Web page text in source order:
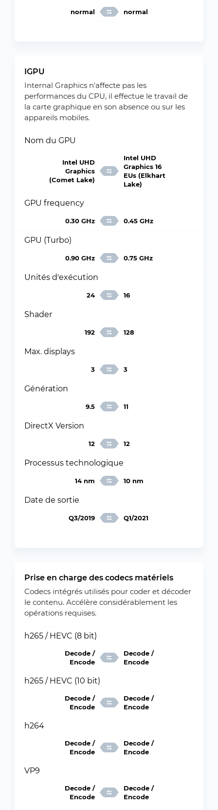
normal normal
IGPU
Internal Graphics n'affecte pas les
performances du CPU, il effectue le travail de
la carte graphique en son absence ou sur les
appareils mobiles.
Nom du GPU
Intel UHD
Graphics
(Comet Lake)
Intel UHD
Graphics 16
EUs (Elkhart
Lake)
GPU frequency
0.30 GHz 0.45 GHz
GPU (Turbo)
0.90 GHz 0.75 GHz
Unités d'exécution
24 16
Shader
192 128
Max. displays
3 3
Génération
9.5 11
DirectX Version
12 12
Processus technologique
14 nm 10 nm
Date de sortie
Q3/2019 Q1/2021
Prise en charge des codecs matériels
Codecs intégrés utilisés pour coder et décoder
le contenu. Accélère considérablement les
opérations requises.
h265 / HEVC (8 bit)
Decode /
Encode
Decode /
Encode
h265 / HEVC (10 bit)
Decode /
Encode
Decode /
Encode
h264
Decode /
Encode
Decode /
Encode
VP9
Decode /
Encode
Decode /
Encode